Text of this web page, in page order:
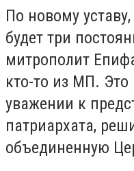
По новому
будет три
митрополит
кто-то из МП. Это
уважении к
патриархата,
объединенную